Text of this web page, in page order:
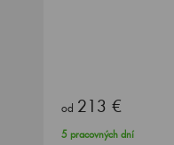
od 213 €
5 pracovných dní